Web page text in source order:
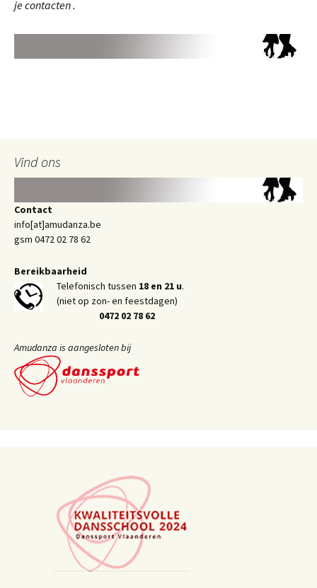
je contacten .
Vind ons
Contact
info[at]amudanza.be
gsm 0472 02 78 62
Bereikbaarheid
Telefonisch tussen 18 en 21 u.
(niet op zon- en feestdagen)
0472 02 78 62
Amudanza is aangesloten bij